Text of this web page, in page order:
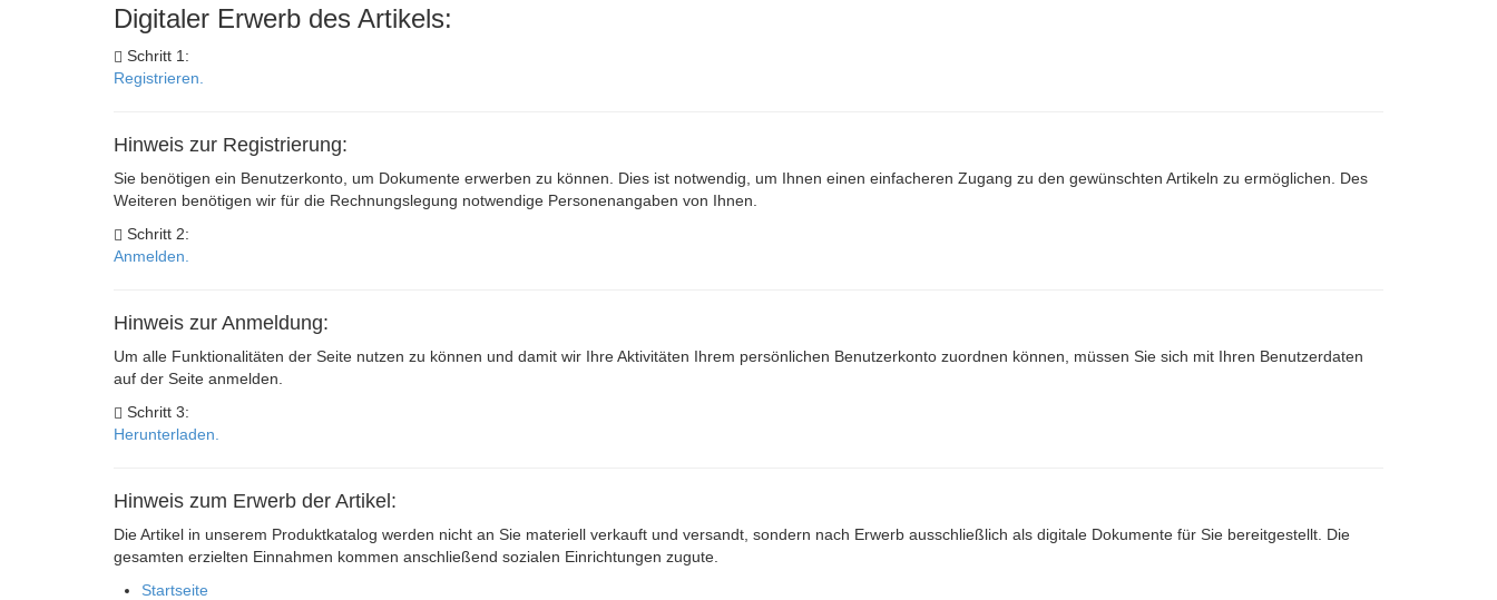
Digitaler Erwerb des Artikels:
Schritt 1:
Registrieren.
Hinweis zur Registrierung:
Sie benötigen ein Benutzerkonto, um Dokumente erwerben zu können. Dies ist notwendig, um Ihnen einen einfacheren Zugang zu den gewünschten Artikeln zu ermöglichen. Des
Weiteren benötigen wir für die Rechnungslegung notwendige Personenangaben von Ihnen.
Schritt 2:
Anmelden.
Hinweis zur Anmeldung:
Um alle Funktionalitäten der Seite nutzen zu können und damit wir Ihre Aktivitäten Ihrem persönlichen Benutzerkonto zuordnen können, müssen Sie sich mit Ihren Benutzerdaten
auf der Seite anmelden.
Schritt 3:
Herunterladen.
Hinweis zum Erwerb der Artikel:
Die Artikel in unserem Produktkatalog werden nicht an Sie materiell verkauft und versandt, sondern nach Erwerb ausschließlich als digitale Dokumente für Sie bereitgestellt. Die
gesamten erzielten Einnahmen kommen anschließend sozialen Einrichtungen zugute.
Startseite